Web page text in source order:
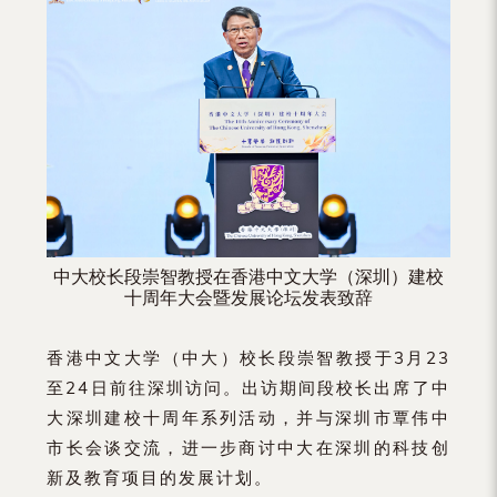
区）
中大校长段崇智教授在香港中文大学（深圳）建校
十周年大会暨发展论坛发表致辞
香港中文大学（中大）校长段崇智教授于3月23
至24日前往深圳访问。出访期间段校长出席了中
大深圳建校十周年系列活动，并与深圳市覃伟中
市长会谈交流，进一步商讨中大在深圳的科技创
新及教育项目的发展计划。